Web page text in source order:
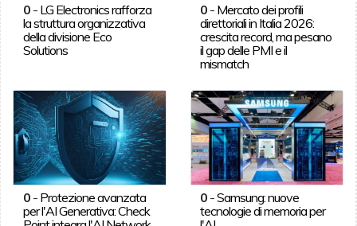
0- LG Electronics rafforza
la struttura organizzativa
della divisione Eco
Solutions
0 - Mercato dei profili
direttoriali in Italia 2026:
crescita record, ma pesano
il gap delle PMI e il
mismatch
0- Protezione avanzata
per l'AI Generativa: Check
0 -Samsung: nuove
tecnologie di memoria per